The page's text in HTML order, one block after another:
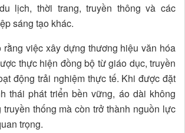
lịch, thời trang, truyền thông và các
sáng tạo khác.
rằng việc xây dựng thương hiệu văn hóa
thực hiện đồng bộ từ giáo dục, truyền
động trải nghiệm thực tế. Khi được đặt
thái phát triển bền vững, áo dài không
thống mà còn trở thành nguồn lực
trọng.